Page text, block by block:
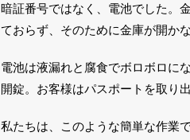
暗証番号ではなく、電池でした。
ておらず、そのために金庫が開か
電池は液漏れと腐食でボロボロに
開錠。お客様はパスポートを取り
私たちは、このような簡単な作業